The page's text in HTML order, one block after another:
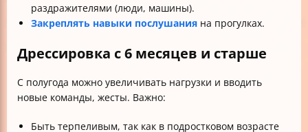
раздражителями (люди, машины).
Закреплять навыки послушания на прогулках.
Дрессировка с 6 месяцев и старше
С полугода можно увеличивать нагрузки и вводить
новые команды, жесты. Важно:
Быть терпеливым, так как в подростковом возрасте